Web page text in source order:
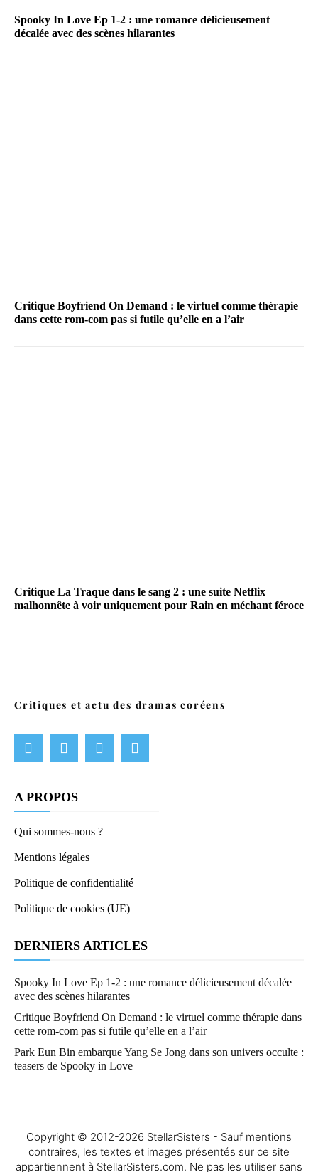
Spooky In Love Ep 1-2 : une romance délicieusement
décalée avec des scènes hilarantes
Critique Boyfriend On Demand : le virtuel comme thérapie
dans cette rom-com pas si futile qu’elle en a l’air
Critique La Traque dans le sang 2 : une suite Netflix
malhonnête à voir uniquement pour Rain en méchant féroce
Critiques et actu des dramas coréens
A PROPOS
Qui sommes-nous ?
Mentions légales
Politique de confidentialité
Politique de cookies (UE)
DERNIERS ARTICLES
Spooky In Love Ep 1-2 : une romance délicieusement décalée
avec des scènes hilarantes
Critique Boyfriend On Demand : le virtuel comme thérapie dans
cette rom-com pas si futile qu’elle en a l’air
Park Eun Bin embarque Yang Se Jong dans son univers occulte :
teasers de Spooky in Love
Copyright © 2012-2026 StellarSisters - Sauf mentions
contraires, les textes et images présentés sur ce site
appartiennent à StellarSisters.com. Ne pas les utiliser sans